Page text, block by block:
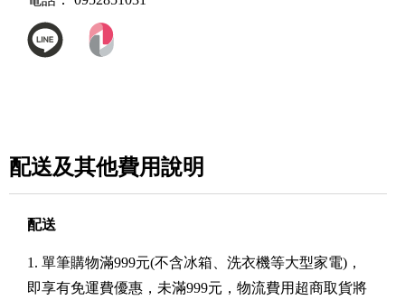
配送及其他費用說明
配送
1. 單筆購物滿999元(不含冰箱、洗衣機等大型家電)，
即享有免運費優惠，未滿999元，物流費用超商取貨將